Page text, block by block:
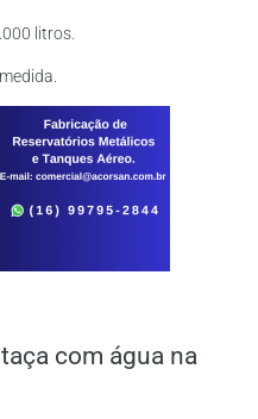
litros.
com água na